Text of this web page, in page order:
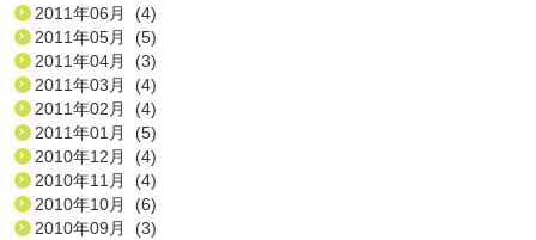
2011年06月 (4)
2011年05月 (5)
2011年04月 (3)
2011年03月 (4)
2011年02月 (4)
2011年01月 (5)
2010年12月 (4)
2010年11月 (4)
2010年10月 (6)
2010年09月 (3)